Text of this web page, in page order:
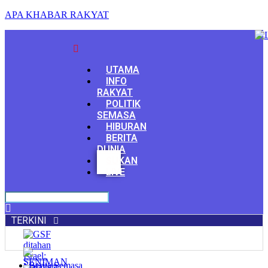
APA KHABAR RAKYAT
Menu
UTAMA
INFO
RAKYAT
POLITIK
SEMASA
HIBURAN
BERITA
DUNIA
SUKAN
LIVE
Facebook
Youtube
TERKINI
Berita Semasa